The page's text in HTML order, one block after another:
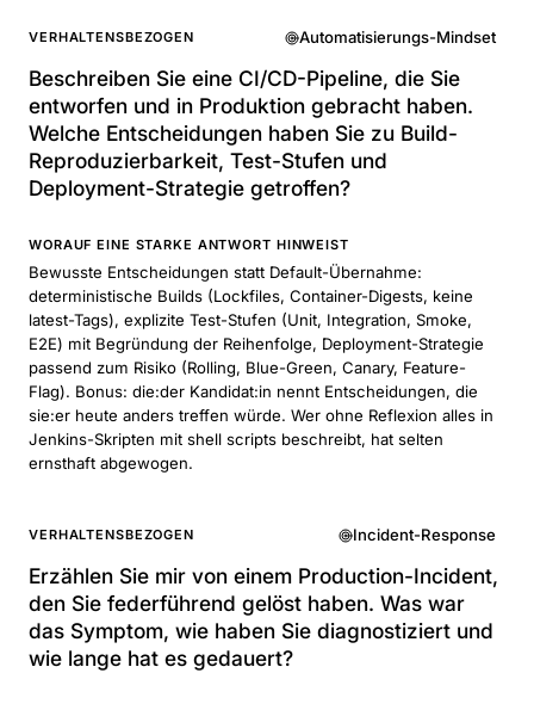
VERHALTENSBEZOGEN Automatisierungs-Mindset
Beschreiben Sie eine CI/CD-Pipeline, die Sie
entworfen und in Produktion gebracht haben.
Welche Entscheidungen haben Sie zu Build-
Reproduzierbarkeit, Test-Stufen und
Deployment-Strategie getroffen?
WORAUF EINE STARKE ANTWORT HINWEIST
Bewusste Entscheidungen statt Default-Übernahme:
deterministische Builds (Lockfiles, Container-Digests, keine
latest-Tags), explizite Test-Stufen (Unit, Integration, Smoke,
E2E) mit Begründung der Reihenfolge, Deployment-Strategie
passend zum Risiko (Rolling, Blue-Green, Canary, Feature-
Flag). Bonus: die:der Kandidat:in nennt Entscheidungen, die
sie:er heute anders treffen würde. Wer ohne Reflexion alles in
Jenkins-Skripten mit shell scripts beschreibt, hat selten
ernsthaft abgewogen.
VERHALTENSBEZOGEN Incident-Response
Erzählen Sie mir von einem Production-Incident,
den Sie federführend gelöst haben. Was war
das Symptom, wie haben Sie diagnostiziert und
wie lange hat es gedauert?